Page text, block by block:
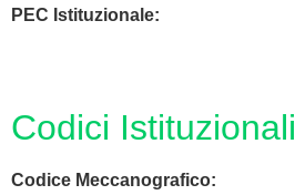
PEC Istituzionale:
Codici Istituzionali
Codice Meccanografico: